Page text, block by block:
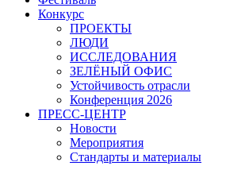
Конкурс
ПРОЕКТЫ
ЛЮДИ
ИССЛЕДОВАНИЯ
ЗЕЛЁНЫЙ ОФИС
Устойчивость отрасли
Конференция 2026
ПРЕСС-ЦЕНТР
Новости
Мероприятия
Стандарты и материалы